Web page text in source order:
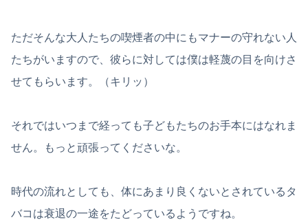
ただそんな大人たちの喫煙者の中にもマナーの守れない人
たちがいますので、彼らに対しては僕は軽蔑の目を向けさ
せてもらいます。（キリッ）
それではいつまで経っても子どもたちのお手本にはなれま
せん。もっと頑張ってくださいな。
時代の流れとしても、体にあまり良くないとされているタ
バコは衰退の一途をたどっているようですね。